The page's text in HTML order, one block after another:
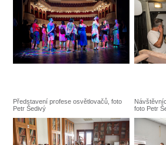
Představení profese osvětlovačů, foto
Petr Šedivý
foto Petr